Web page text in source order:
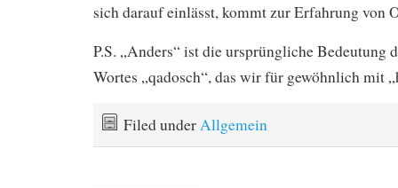
sich darauf einlässt, kommt zur Erfahrung von
P.S. „Anders“ ist die ursprüngliche Bedeutung
Wortes „qadosch“, das wir für gewöhnlich mit
Filed underAllgemein